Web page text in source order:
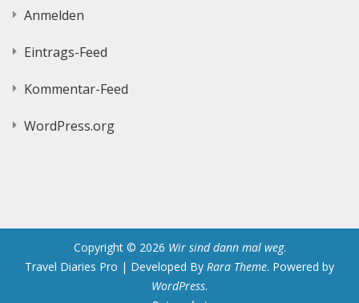
Anmelden
Eintrags-Feed
Kommentar-Feed
WordPress.org
Copyright © 2026 Wir sind dann mal weg.
Travel Diaries Pro | Developed By Rara Theme. Powered by
WordPress.